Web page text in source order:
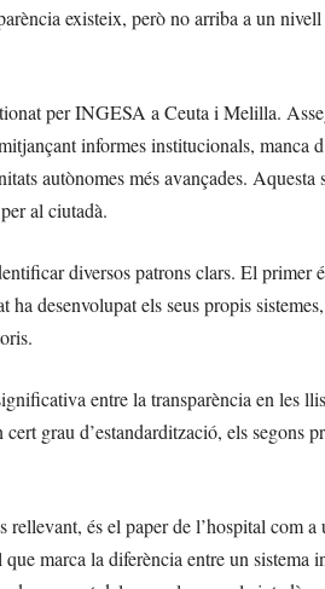
existeix, però no arriba a un
per INGESA a Ceuta i Melilla.
informes institucionals, manca
autònomes més avançades.
al ciutadà.
diversos patrons clars. El primer
ha desenvolupat els seus propis
entre la transparència en les
grau d’estandardització, els segons
és el paper de l’hospital com
marca la diferència entre un sistema